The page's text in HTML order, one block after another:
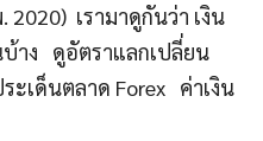
2020) เรามาดูกันว่า เงิน
บ้าง ดูอัตราแลกเปลี่ยน
เด็นตลาด Forex ค่าเงิน